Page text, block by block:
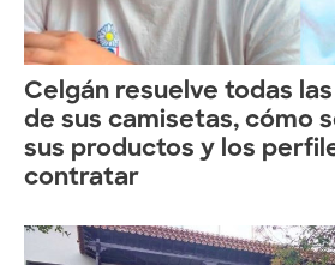
Celgán resuelve todas
de sus camisetas, cómo
sus productos y los
contratar